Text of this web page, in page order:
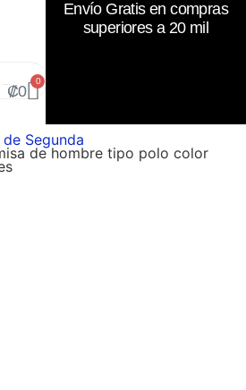
₡0
0
Envío Gratis en compras
superiores a 20 mil
de Segunda
de hombre tipo polo color